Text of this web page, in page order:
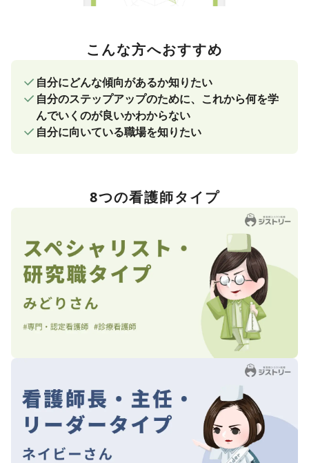
こんな方へおすすめ
自分にどんな傾向があるか知りたい
自分のステップアップのために、これから何を学
んでいくのが良いかわからない
自分に向いている職場を知りたい
8つの看護師タイプ